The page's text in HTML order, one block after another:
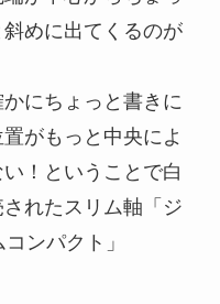
めに出てくるのが
にちょっと書きに
がもっと中央によ
！ということで白
れたスリム軸「ジ
ンパクト」